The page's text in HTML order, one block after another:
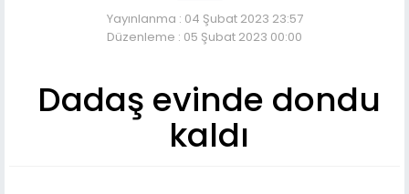
Yayınlanma : 04 Şubat 2023 23:57
Düzenleme : 05 Şubat 2023 00:00
Dadaş evinde dondu
kaldı